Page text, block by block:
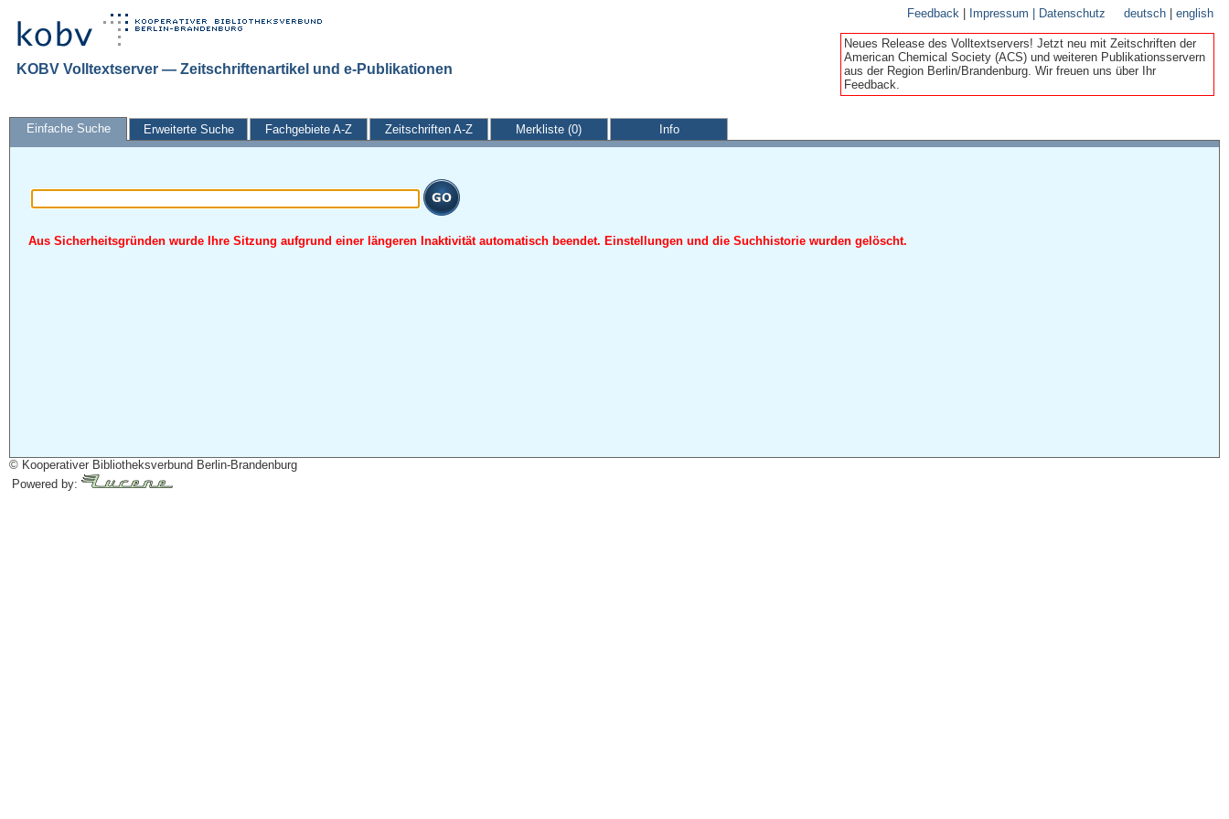
Feedback Impressum | Datenschutz deutsch |english
KOBV Volltextserver — Zeitschriftenartikel und e-Publikationen
Neues Release des Volltextservers! Jetzt neu mit Zeitschriften der
American Chemical Society (ACS) und weiteren Publikationsservern
aus der Region Berlin/Brandenburg. Wir freuen uns über Ihr
Feedback.
Einfache Suche Erweiterte Suche Fachgebiete A-Z Zeitschriften A-Z Merkliste (0) Info
Aus Sicherheitsgründen wurde Ihre Sitzung aufgrund einer längeren Inaktivität automatisch beendet. Einstellungen und die Suchhistorie wurden gelöscht.
© Kooperativer Bibliotheksverbund Berlin-Brandenburg
Powered by: